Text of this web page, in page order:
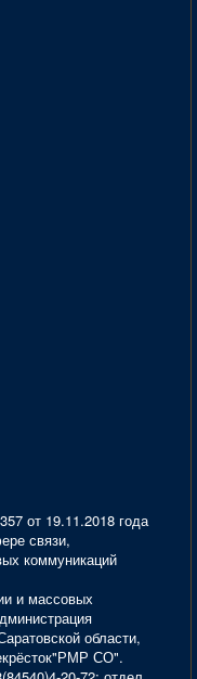
от 19.11.2018 года
связи,
коммуникаций
и массовых
области,
СО".